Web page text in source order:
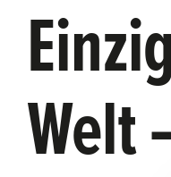
Welt